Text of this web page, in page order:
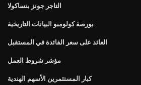
التاجر جونز بنساكولا
بورصة كولومبو البيانات التاريخية
العائد على سعر الفائدة في المستقبل
مؤشر شروط العمل
كبار المستثمرين الأسهم الهندية